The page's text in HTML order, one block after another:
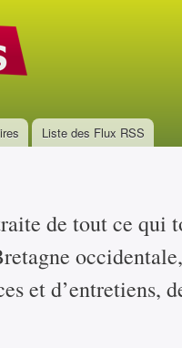
Liste des Flux RSS
de tout ce qui
et d’entretiens,